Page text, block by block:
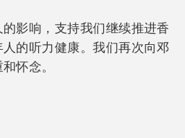
影响，支持我们继续推进香
的听力健康。我们再次向邓
怀念。